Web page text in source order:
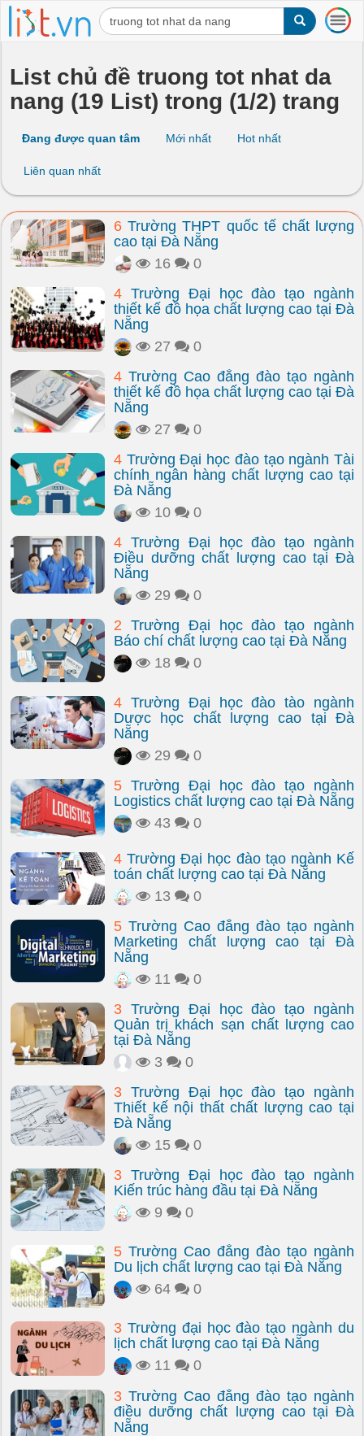
T
o
l
e
n
a
t
i
List chủ đề truong tot nhat da
nang (19 List) trong (1/2) trang
Đang được quan tâm Mới nhất Hot nhất
Liên quan nhất
6 Trường THPT quốc tế chất lượng
cao tại Đà Nẵng
16
0
4 Trường Đại học đào tạo ngành
thiết kế đồ họa chất lượng cao tại Đà
Nẵng
27
0
4 Trường Cao đẳng đào tạo ngành
thiết kế đồ họa chất lượng cao tại Đà
Nẵng
27
0
4 Trường Đại học đào tạo ngành Tài
chính ngân hàng chất lượng cao tại
Đà Nẵng
10
0
4 Trường Đại học đào tạo ngành
Điều dưỡng chất lượng cao tại Đà
Nẵng
29
0
2 Trường Đại học đào tạo ngành
Báo chí chất lượng cao tại Đà Nẵng
18
0
4 Trường Đại học đào tào ngành
Dược học chất lượng cao tại Đà
Nẵng
29
0
5 Trường Đại học đào tạo ngành
Logistics chất lượng cao tại Đà Nẵng
43
0
4 Trường Đại học đào tạo ngành Kế
toán chất lượng cao tại Đà Nẵng
13
0
5 Trường Cao đẳng đào tạo ngành
Marketing chất lượng cao tại Đà
Nẵng
11
0
3 Trường Đại học đào tạo ngành
Quản trị khách sạn chất lượng cao
tại Đà Nẵng
3
0
3 Trường Đại học đào tạo ngành
Thiết kế nội thất chất lượng cao tại
Đà Nẵng
15
0
3 Trường Đại học đào tạo ngành
Kiến trúc hàng đầu tại Đà Nẵng
9
0
5 Trường Cao đẳng đào tạo ngành
Du lịch chất lượng cao tại Đà Nẵng
64
0
3 Trường đại học đào tạo ngành du
lịch chất lượng cao tại Đà Nẵng
11
0
3 Trường Cao đẳng đào tạo ngành
điều dưỡng chất lượng cao tại Đà
Nẵng